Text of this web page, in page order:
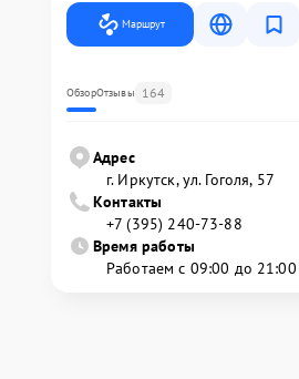
Маршрут
ОбзорОтзывы 164
Адрес
г. Иркутск, ул. ​Гоголя, 57
Контакты
+7 (395) 240-73-88
Время работы
Работаем с 09:00 до 21:00